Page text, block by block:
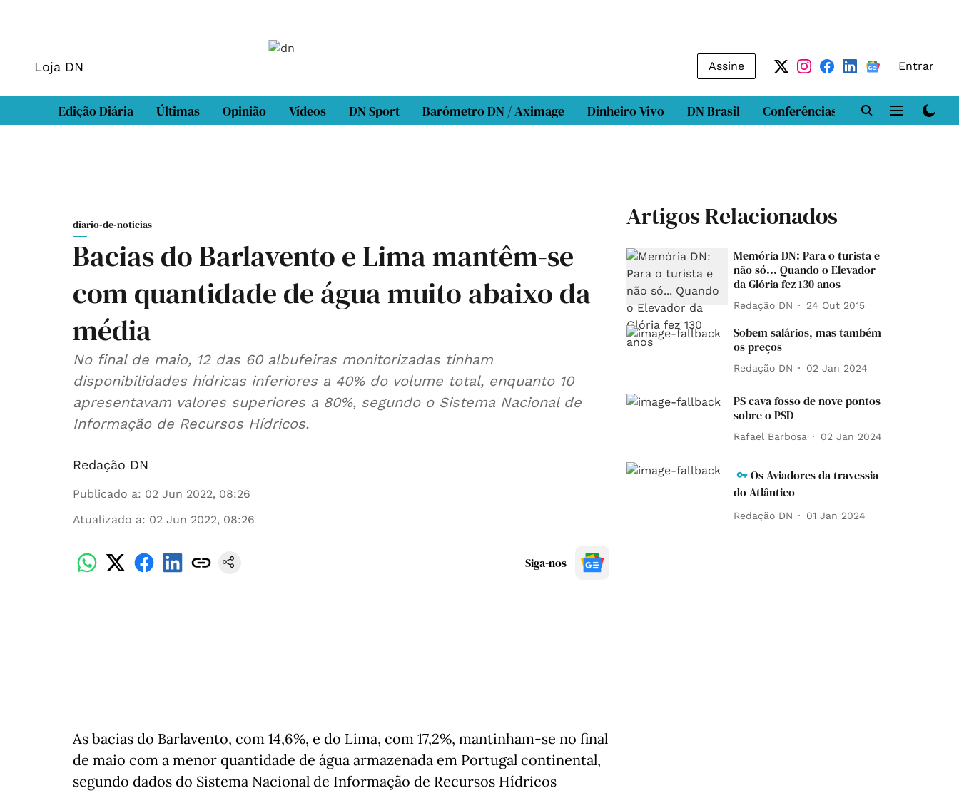
Loja DN Assine Entrar
Edição Diária Últimas Opinião Vídeos DN Sport Barómetro DN / Aximage Dinheiro Vivo DN Brasil Conferências DN LAB
diario-de-noticias
Bacias do Barlavento e Lima mantêm-se
com quantidade de água muito abaixo da
média
No final de maio, 12 das 60 albufeiras monitorizadas tinham
disponibilidades hídricas inferiores a 40% do volume total, enquanto 10
apresentavam valores superiores a 80%, segundo o Sistema Nacional de
Informação de Recursos Hídricos.
Redação DN
Publicado a: 02 Jun 2022, 08:26
Atualizado a: 02 Jun 2022, 08:26
Siga-nos
As bacias do Barlavento, com 14,6%, e do Lima, com 17,2%, mantinham-se no final
de maio com a menor quantidade de água armazenada em Portugal continental,
segundo dados do Sistema Nacional de Informação de Recursos Hídricos
Artigos Relacionados
Memória DN: Para o turista e
não só... Quando o Elevador
da Glória fez 130 anos
Redação DN 24 Out 2015
Sobem salários, mas também
os preços
Redação DN 02 Jan 2024
PS cava fosso de nove pontos
sobre o PSD
Rafael Barbosa 02 Jan 2024
Os Aviadores da travessia
do Atlântico
Redação DN 01 Jan 2024